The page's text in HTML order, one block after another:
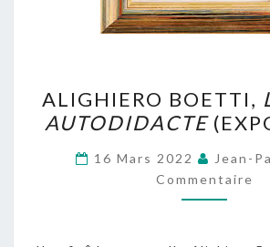
BOETTI,
ALIGHIERO BOETTI,
AUTODIDACTE
16 Mars 2022 Jean-
Commentaire